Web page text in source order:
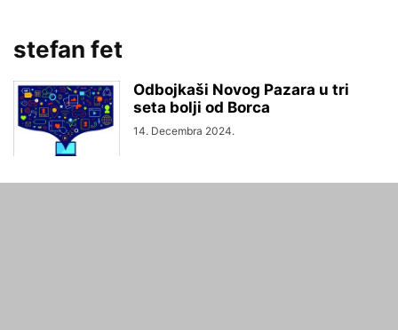
stefan fet
Odbojkaši Novog Pazara u tri
seta bolji od Borca
14. Decembra 2024.